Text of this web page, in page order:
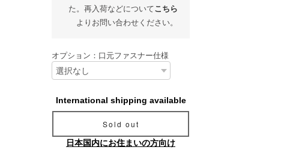
た。再入荷などについてこちら
よりお問い合わせください。
オプション：口元ファスナー仕様
International shipping available
Sold out
日本国内にお住まいの方向け